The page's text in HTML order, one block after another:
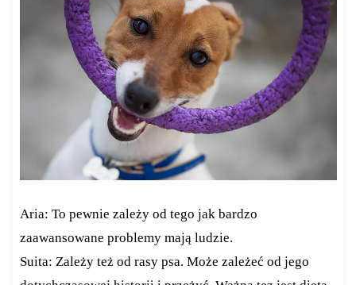
Aria: To pewnie zależy od tego jak bardzo
zaawansowane problemy mają ludzie.
Suita: Zależy też od rasy psa. Może zależeć od jego